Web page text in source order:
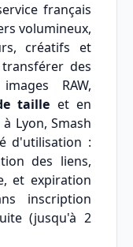
français
volumineux,
créatifs et
des
RAW,
taille et en
Lyon, Smash
d'utilisation :
des liens,
et expiration
inscription
(jusqu'à 2